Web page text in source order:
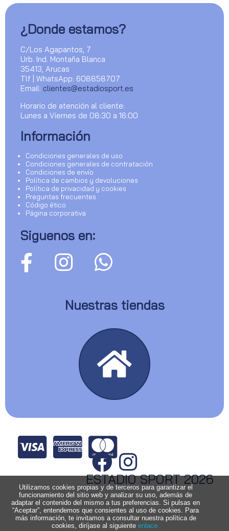
¿Donde estamos?
C/Los Agapantos, 7
Urb. Ind. Montaña Blanca
35413, Arucas
Tlf | WhatsApp: 608858707
Email: clientes@estadiosport.es
Horario de atención al cliente:
Lunes a Viernes de 08:30 a 16:00
Información
Condiciones generales de uso
Condiciones generales de contratación
Condiciones de envío
Política de cambios y devoluciones
Política de privacidad y cookies
Preguntas frecuentes
Código ético
Página corporativa
Siguenos en:
Nuestras tiendas
ESTADIO SPORT 2026
Utilizamos cookies propias y de terceros para garantizar el
funcionamiento del sitio web y analizar su uso, además de
adaptar el contenido del mismo a tus preferencias. Si pulsas en
“Aceptar”, entendemos que consientes al uso de cookies. Para
más información, te invitamos a consultar nuestra política de
cookies, diríjase al siguiente enlace.